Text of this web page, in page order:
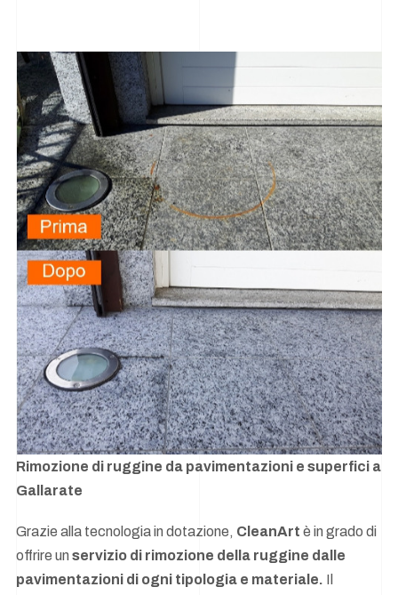
Rimozione di ruggine da pavimentazioni e superfici a
Gallarate
Grazie alla tecnologia in dotazione, CleanArt è in grado di
offrire un servizio di rimozione della ruggine dalle
pavimentazioni di ogni tipologia e materiale. Il